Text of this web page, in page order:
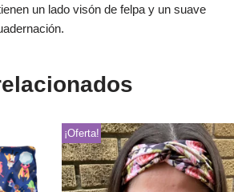
un lado visón de felpa y un suave
¡Oferta!